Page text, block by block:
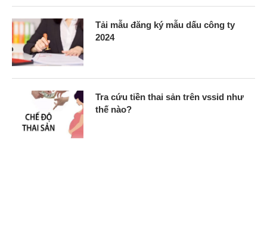
Tải mẫu đăng ký mẫu dấu công ty
2024
Tra cứu tiền thai sản trên vssid như
thế nào?